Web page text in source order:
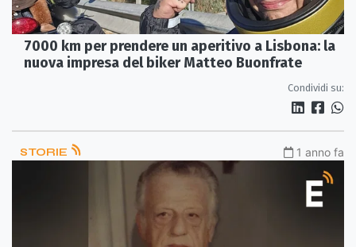
7000 km per prendere un aperitivo a Lisbona: la
nuova impresa del biker Matteo Buonfrate
Condividi su:
STORIE 1 anno fa